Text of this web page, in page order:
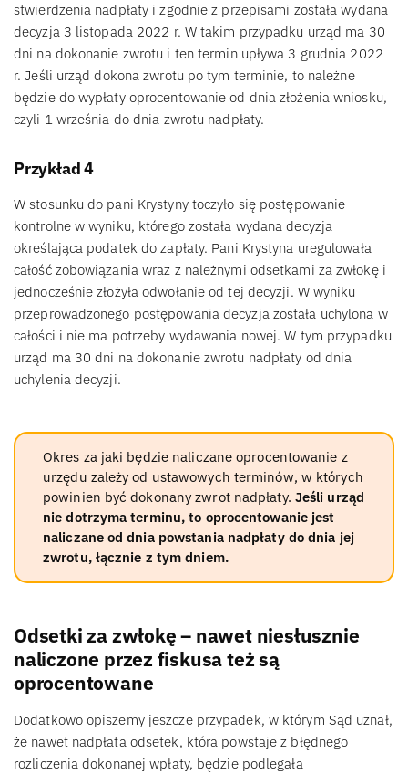
stwierdzenia nadpłaty i zgodnie z przepisami została wydana
decyzja 3 listopada 2022 r. W takim przypadku urząd ma 30
dni na dokonanie zwrotu i ten termin upływa 3 grudnia 2022
r. Jeśli urząd dokona zwrotu po tym terminie, to należne
będzie do wypłaty oprocentowanie od dnia złożenia wniosku,
czyli 1 września do dnia zwrotu nadpłaty.
Przykład 4
W stosunku do pani Krystyny toczyło się postępowanie
kontrolne w wyniku, którego została wydana decyzja
określająca podatek do zapłaty. Pani Krystyna uregulowała
całość zobowiązania wraz z należnymi odsetkami za zwłokę i
jednocześnie złożyła odwołanie od tej decyzji. W wyniku
przeprowadzonego postępowania decyzja została uchylona w
całości i nie ma potrzeby wydawania nowej. W tym przypadku
urząd ma 30 dni na dokonanie zwrotu nadpłaty od dnia
uchylenia decyzji.
Okres za jaki będzie naliczane oprocentowanie z
urzędu zależy od ustawowych terminów, w których
powinien być dokonany zwrot nadpłaty. Jeśli urząd
nie dotrzyma terminu, to oprocentowanie jest
naliczane od dnia powstania nadpłaty do dnia jej
zwrotu, łącznie z tym dniem.
Odsetki za zwłokę – nawet niesłusznie
naliczone przez fiskusa też są
oprocentowane
Dodatkowo opiszemy jeszcze przypadek, w którym Sąd uznał,
że nawet nadpłata odsetek, która powstaje z błędnego
rozliczenia dokonanej wpłaty, będzie podlegała